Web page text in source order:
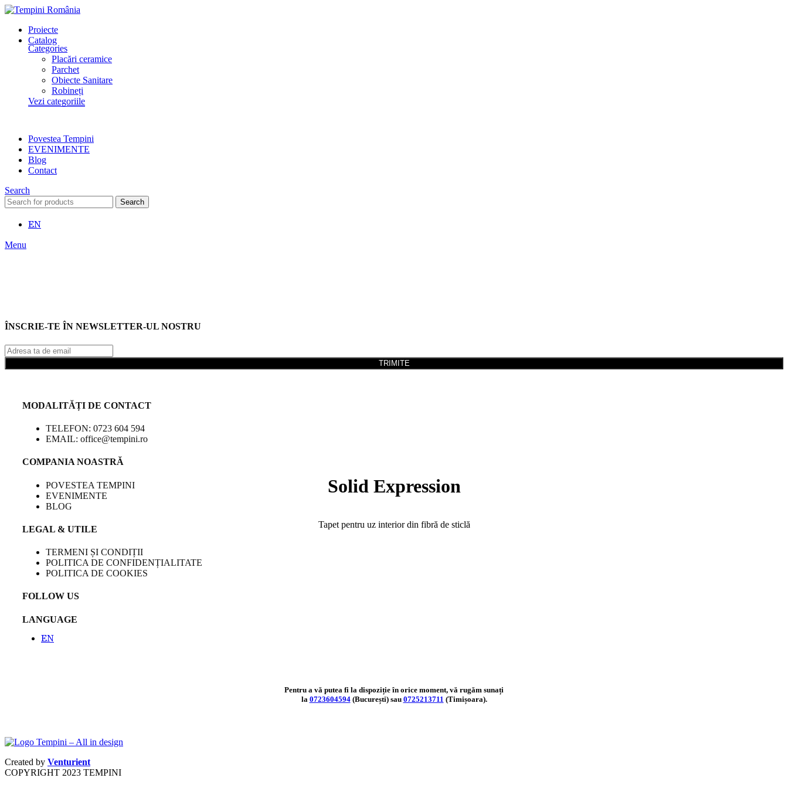
Proiecte
Catalog
Categories
Placări ceramice
Parchet
Obiecte Sanitare
Robineți
Vezi categoriile
Povestea Tempini
EVENIMENTE
Blog
Contact
Search
Search
EN
Menu
Solid Expression
Tapet pentru uz interior din fibră de sticlă
ÎNSCRIE-TE ÎN NEWSLETTER-UL NOSTRU
TRIMITE
MODALITĂȚI DE CONTACT
TELEFON: 0723 604 594
EMAIL: office@tempini.ro
COMPANIA NOASTRĂ
POVESTEA TEMPINI
EVENIMENTE
BLOG
LEGAL & UTILE
TERMENI ȘI CONDIȚII
POLITICA DE CONFIDENȚIALITATE
POLITICA DE COOKIES
FOLLOW US
LANGUAGE
EN
Pentru a vă putea fi la dispoziție în orice moment, vă rugăm sunați
la 0723604594(București) sau 0725213711 (Timișoara).
Created by Venturient
COPYRIGHT 2023 TEMPINI